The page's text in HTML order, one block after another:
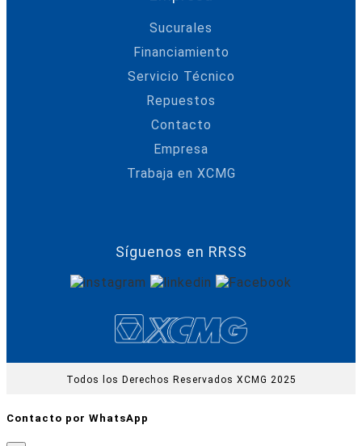
Sucurales
Financiamiento
Servicio Técnico
Repuestos
Contacto
Empresa
Trabaja en XCMG
Síguenos en RRSS
Todos los Derechos Reservados XCMG 2025
Contacto por WhatsApp